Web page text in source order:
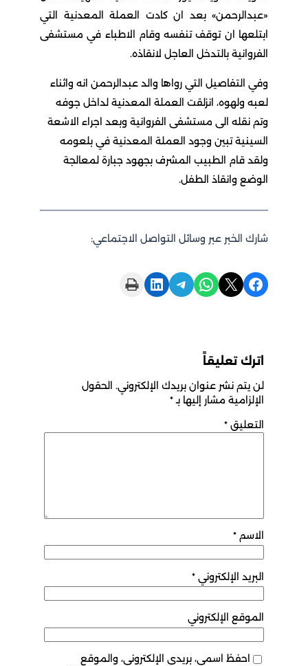
«عبدالرحمن» بعد ان كادت العملة المعدنية التي
ابتلعها ان توقف تنفسه وقام الاطباء في مستشفى
الفروانية بالتدخل العاجل لانقاذه.
وفي التفاصيل التي رواها والد عبدالرحمن انه واثناء
لعبه ولهوه، انزلقت العملة المعدنية لداخل جوفه
وتم نقله الى مستشفى الفروانية وبعد اجراء الاشعة
السينية تبين وجود العملة المعدنية في بلعومه
ولقد قام الطبيب المشرف بجهود جبارة لمعالجة
الوضع وانقاذ الطفل.
شارك الخبر عبر وسائل التواصل الاجتماعي:
Share on Facebook
Share on X
Share on WhatsApp
Share on Telegram
Share on LinkedIn
Print this Page
اترك تعليقاً
لن يتم نشر عنوان بريدك الإلكتروني. الحقول
الإلزامية مشار إليها بـ*
التعليق *
الاسم *
البريد الإلكتروني *
الموقع الإلكتروني
احفظ اسمي، بريدي الإلكتروني، والموقع